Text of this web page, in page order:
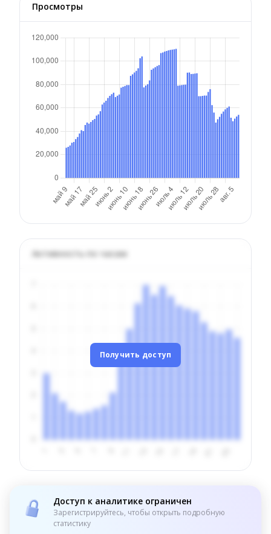
Просмотры
Активность по часам
Получить доступ
Доступ к аналитике ограничен
Зарегистрируйтесь, чтобы открыть подробную
статистику